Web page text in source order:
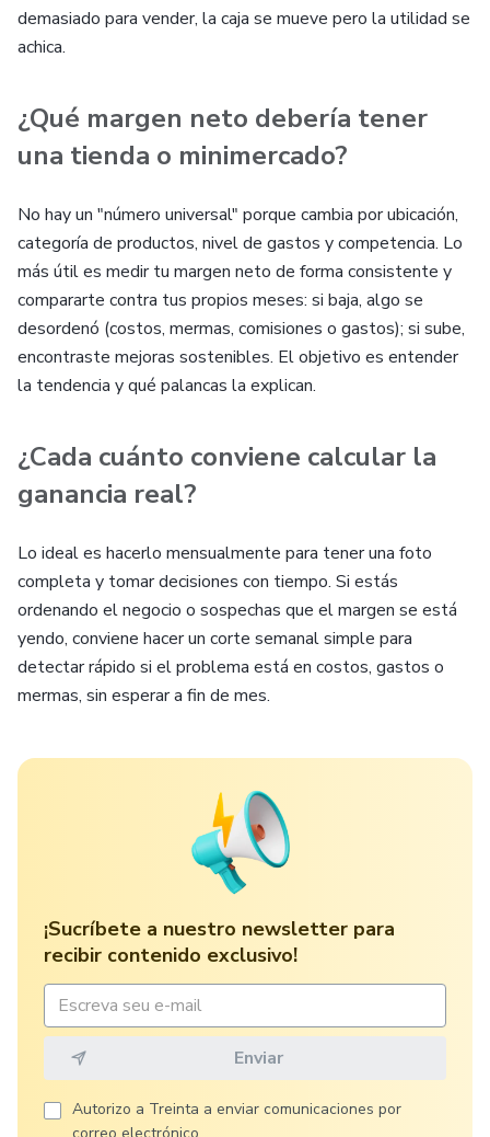
demasiado para vender, la caja se mueve pero la utilidad se
achica.
¿Qué margen neto debería tener
una tienda o minimercado?
No hay un "número universal" porque cambia por ubicación,
categoría de productos, nivel de gastos y competencia. Lo
más útil es medir tu margen neto de forma consistente y
compararte contra tus propios meses: si baja, algo se
desordenó (costos, mermas, comisiones o gastos); si sube,
encontraste mejoras sostenibles. El objetivo es entender
la tendencia y qué palancas la explican.
¿Cada cuánto conviene calcular la
ganancia real?
Lo ideal es hacerlo mensualmente para tener una foto
completa y tomar decisiones con tiempo. Si estás
ordenando el negocio o sospechas que el margen se está
yendo, conviene hacer un corte semanal simple para
detectar rápido si el problema está en costos, gastos o
mermas, sin esperar a fin de mes.
¡Sucríbete a nuestro newsletter para
recibir contenido exclusivo!
Autorizo ​​a Treinta a enviar comunicaciones por